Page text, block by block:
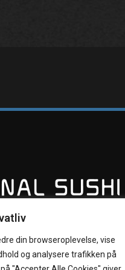
din browseroplevelse, vise
og analysere trafikken på